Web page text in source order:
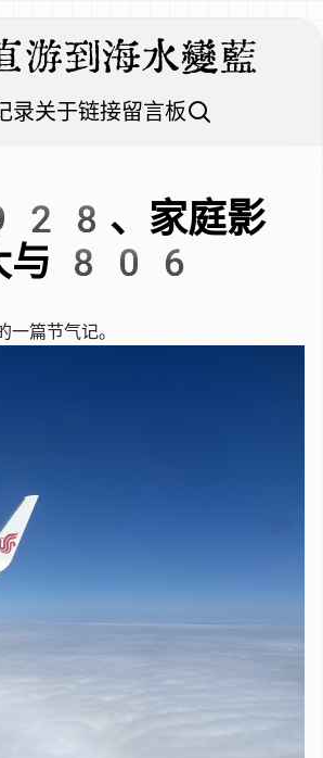
游到海水變藍
录关于链接留言板
、家庭影
与 806
一篇节气记。